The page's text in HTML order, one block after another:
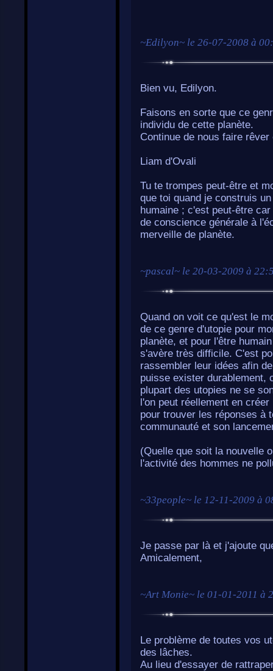
~Edilyon~ le 26-07-2008 à
Bien vu, Edilyon.
Faisons en sorte que ce
individu de cette planète.
Continue de nous faire
Liam d'Ovali
Tu te trompes peut-être et
que toi quand je construis
humaine ; c'est peut-être
de conscience générale à
merveille de planète.
~pascal~ le 20-03-2009 à
Quand on voit ce qu'est le
de ce genre d'utopie pour
planète, et pour l'être
s'avère très difficile. C'est
rassembler leur idées afin
puisse exister durablement,
plupart des utopies ne se
l'on peut réellement en
pour trouver les réponses à
communauté et son
(Quelle que soit la nouvelle
l'activité des hommes ne
~33people~ le 12-11-2009 à
Je passe par là et j'ajoute
Amicalement,
~Art Monie~ le 01-01-2011 à
Le problème de toutes vos
des lâches.
Au lieu d'essayer de